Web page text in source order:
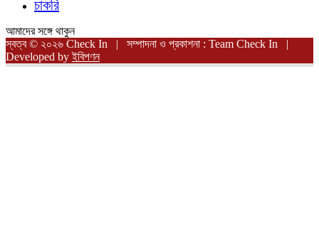
চাকরি
আমাদের সঙ্গে থাকুন
স্বত্ব © ২০২৬ Check In | সম্পাদনা ও প্রকাশনা : Team Check In |
Developed byইবিপণন